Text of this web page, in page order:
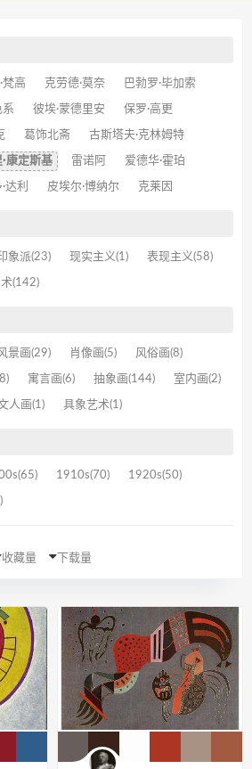
梵高 克劳德·莫奈 巴勃罗·毕加索
系 彼埃·蒙德里安 保罗·高更
葛饰北斋 古斯塔夫·克林姆特
·康定斯基 雷诺阿 爱德华·霍珀
达利 皮埃尔·博纳尔 克莱因
象派(23) 现实主义(1) 表现主义(58)
(142)
景画(29) 肖像画(5) 风俗画(8)
寓言画(6) 抽象画(144) 室内画(2)
人画(1) 具象艺术(1)
1910s(70) 1920s(50)
收藏量 下载量